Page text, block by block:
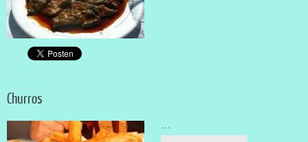
Churros
…